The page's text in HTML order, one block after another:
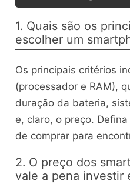
1. Quais são os
escolher um
Os principais critérios
(processador e RAM),
duração da bateria,
e, claro, o preço.
de comprar para
2. O preço dos
vale a pena investir